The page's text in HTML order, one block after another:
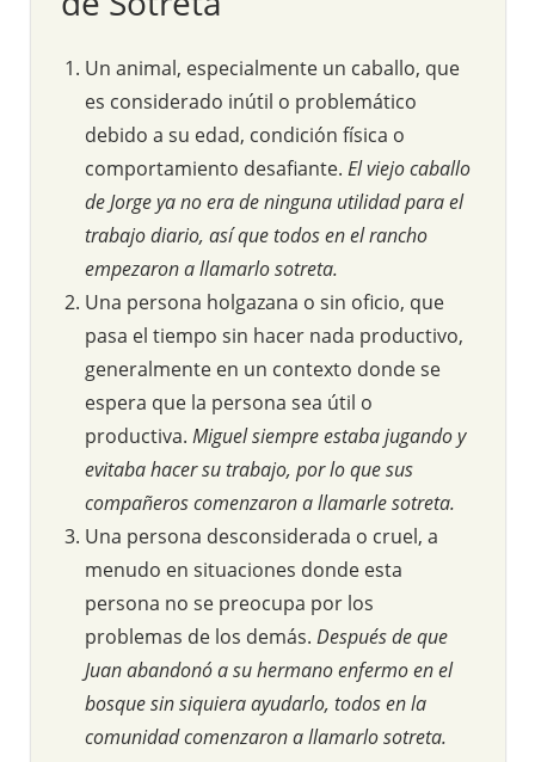
Un animal, especialmente un caballo, que
es considerado inútil o problemático
debido a su edad, condición física o
comportamiento desafiante. El viejo caballo
de Jorge ya no era de ninguna utilidad para el
trabajo diario, así que todos en el rancho
empezaron a llamarlo sotreta.
Una persona holgazana o sin oficio, que
pasa el tiempo sin hacer nada productivo,
generalmente en un contexto donde se
espera que la persona sea útil o
productiva. Miguel siempre estaba jugando y
evitaba hacer su trabajo, por lo que sus
compañeros comenzaron a llamarle sotreta.
Una persona desconsiderada o cruel, a
menudo en situaciones donde esta
persona no se preocupa por los
problemas de los demás. Después de que
Juan abandonó a su hermano enfermo en el
bosque sin siquiera ayudarlo, todos en la
comunidad comenzaron a llamarlo sotreta.